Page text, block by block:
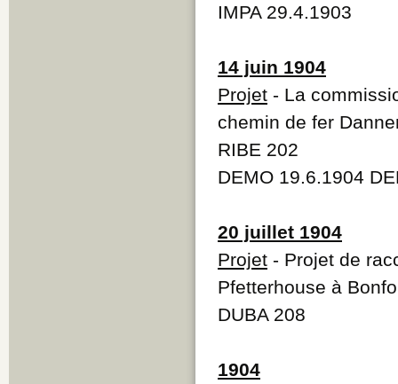
IMPA 29.4.1903
14 juin 1904
Projet - La
chemin de fer
RIBE 202
DEMO 19.6.1904
20 juillet 1904
Projet - Projet de
Pfetterhouse à
DUBA 208
1904